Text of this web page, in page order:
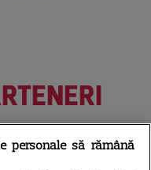
personale să rămână